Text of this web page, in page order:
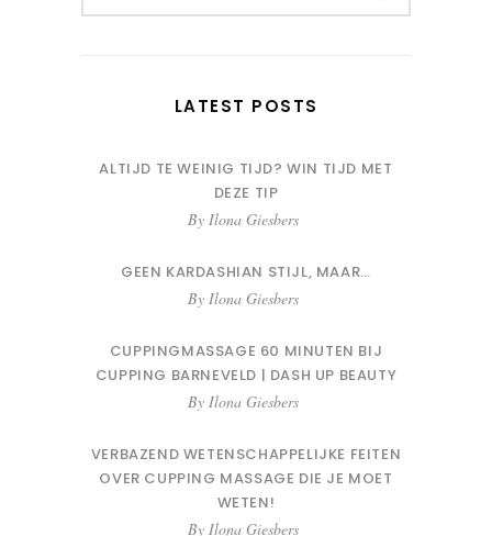
LATEST POSTS
ALTIJD TE WEINIG TIJD? WIN TIJD MET
DEZE TIP
By Ilona Giesbers
GEEN KARDASHIAN STIJL, MAAR…
By Ilona Giesbers
CUPPINGMASSAGE 60 MINUTEN BIJ
CUPPING BARNEVELD | DASH UP BEAUTY
By Ilona Giesbers
VERBAZEND WETENSCHAPPELIJKE FEITEN
OVER CUPPING MASSAGE DIE JE MOET
WETEN!
By Ilona Giesbers